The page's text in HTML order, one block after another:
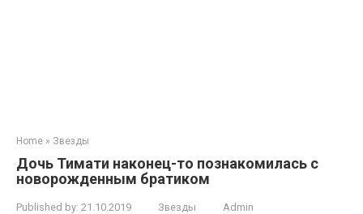
Home » Звезды
Дочь Тимати наконец-то познакомилась с
новорожденным братиком
Published by: 21.10.2019 Звезды Admin